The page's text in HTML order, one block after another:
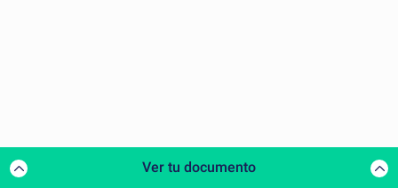
Ver tu documento